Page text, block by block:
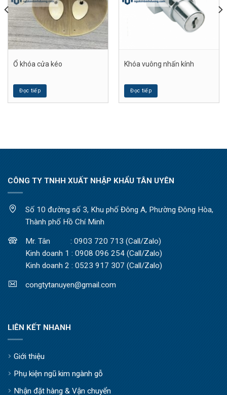
Ổ khóa cửa kéo
Đọc tiếp
Khóa vuông nhấn kính
Đọc tiếp
CÔNG TY TNHH XUẤT NHẬP KHẨU TÂN UYÊN
Số 10 đường số 3, Khu phố Đông A, Phường Đông Hòa,
Thành phố Hồ Chí Minh
Mr. Tân : 0903 720 713 (Call/Zalo)
Kinh doanh 1 : 0908 096 254 (Call/Zalo)
Kinh doanh 2 : 0523 917 307 (Call/Zalo)
congtytanuyen@gmail.com
LIÊN KẾT NHANH
Giới thiệu
Phụ kiện ngũ kim ngành gỗ
Nhận đặt hàng & Vận chuyển